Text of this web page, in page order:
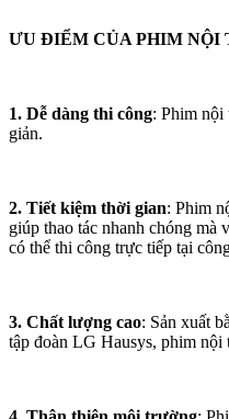
ƯU ĐIỂM CỦA PHIM NỘI
1. Dễ dàng thi công: Phim nội
giản.
2. Tiết kiệm thời gian: Phim
giúp thao tác nhanh chóng mà
có thể thi công trực tiếp tại
3. Chất lượng cao: Sản xuất
tập đoàn LG Hausys, phim nội